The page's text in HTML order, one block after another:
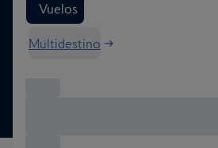
Vuelos
Multidestino